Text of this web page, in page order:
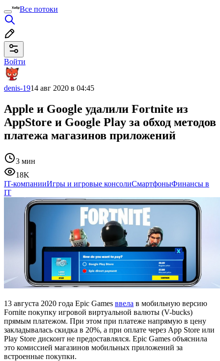
Все потоки
Войти
denis-1914 авг 2020 в 04:45
Apple и Google удалили Fortnite из
AppStore и Google Play за обход методов
платежа магазинов приложений
3 мин
18K
IT-компанииИгры и игровые консолиСмартфоныФинансы в
IT
13 августа 2020 года Epic Games ввела в мобильную версию
Fornite покупку игровой виртуальной валюты (V-bucks)
прямым платежом. При этом при платеже напрямую в цену
закладывалась скидка в 20%, а при оплате через App Store или
Play Store дисконт не предоставлялся. Epic Games объяснила
это комиссией магазинов мобильных приложений за
встроенные покупки.